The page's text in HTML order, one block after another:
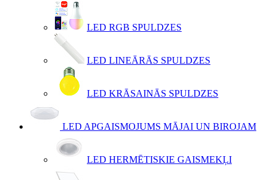
LED RGB SPULDZES
LED LINEĀRĀS SPULDZES
LED KRĀSAINĀS SPULDZES
LED APGAISMOJUMS MĀJAI UN BIROJAM
LED HERMĒTISKIE GAISMEKĻI